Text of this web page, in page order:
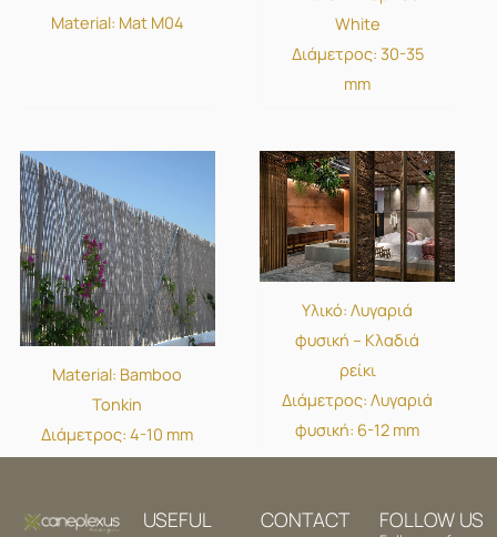
Material: Mat Μ04
White
Διάμετρος: 30-35
mm
Material: Bamboo
Tonkin
Διάμετρος: 4-10 mm
Υλικό: Λυγαριά
φυσική – Κλαδιά
ρείκι
Διάμετρος: Λυγαριά
φυσική: 6-12 mm
USEFUL
CONTACT FOLLOW US